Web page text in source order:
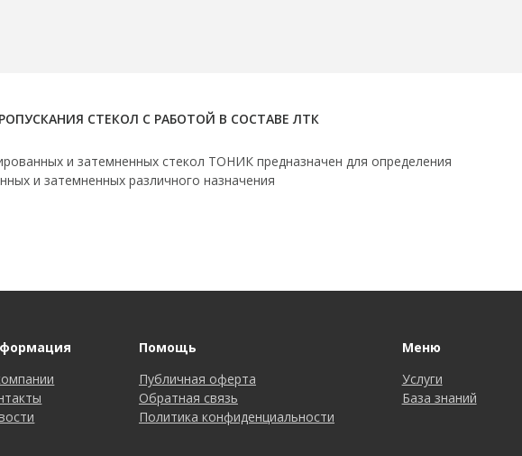
СТЕКОЛ С РАБОТОЙ В СОСТАВЕ ЛТК
и затемненных стекол ТОНИК предназначен для определения
и затемненных различного назначения
Помощь
Публичная оферта
Обратная связь
Политика конфиденциальности
Меню
Услуги
База знаний